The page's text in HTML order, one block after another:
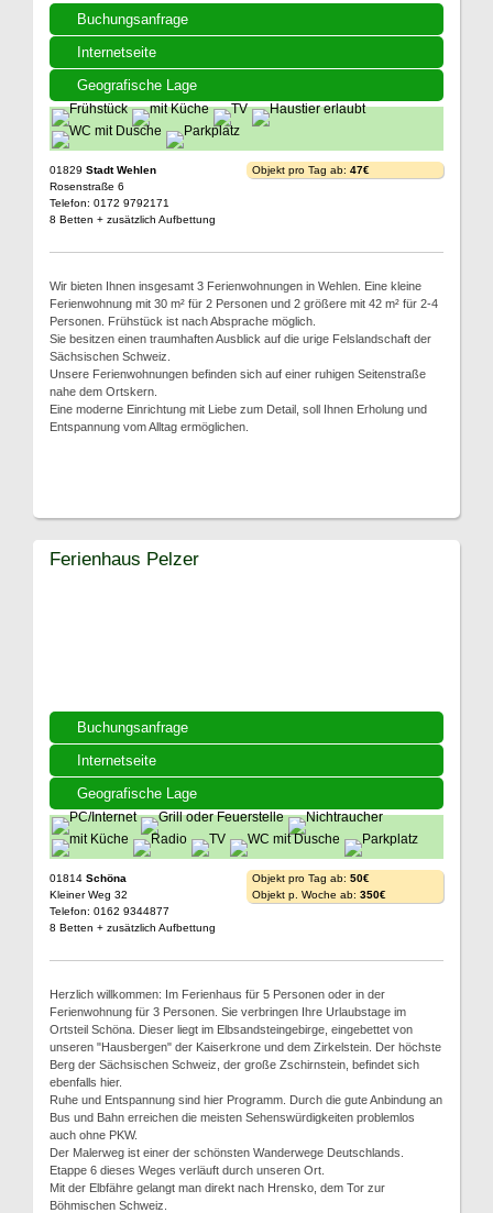
Buchungsanfrage
Internetseite
Geografische Lage
01829 Stadt Wehlen
Rosenstraße 6
Telefon: 0172 9792171
8 Betten + zusätzlich Aufbettung
Objekt pro Tag ab: 47€
Wir bieten Ihnen insgesamt 3 Ferienwohnungen in Wehlen. Eine kleine
Ferienwohnung mit 30 m² für 2 Personen und 2 größere mit 42 m² für 2-4
Personen. Frühstück ist nach Absprache möglich.
Sie besitzen einen traumhaften Ausblick auf die urige Felslandschaft der
Sächsischen Schweiz.
Unsere Ferienwohnungen befinden sich auf einer ruhigen Seitenstraße
nahe dem Ortskern.
Eine moderne Einrichtung mit Liebe zum Detail, soll Ihnen Erholung und
Entspannung vom Alltag ermöglichen.
Buchungsanfrage
Internetseite
Geografische Lage
Ferienhaus Pelzer
01814 Schöna
Kleiner Weg 32
Telefon: 0162 9344877
8 Betten + zusätzlich Aufbettung
Objekt pro Tag ab: 50€
Objekt p. Woche ab: 350€
Herzlich willkommen: Im Ferienhaus für 5 Personen oder in der
Ferienwohnung für 3 Personen. Sie verbringen Ihre Urlaubstage im
Ortsteil Schöna. Dieser liegt im Elbsandsteingebirge, eingebettet von
unseren "Hausbergen" der Kaiserkrone und dem Zirkelstein. Der höchste
Berg der Sächsischen Schweiz, der große Zschirnstein, befindet sich
ebenfalls hier.
Ruhe und Entspannung sind hier Programm. Durch die gute Anbindung an
Bus und Bahn erreichen die meisten Sehenswürdigkeiten problemlos
auch ohne PKW.
Der Malerweg ist einer der schönsten Wanderwege Deutschlands.
Etappe 6 dieses Weges verläuft durch unseren Ort.
Mit der Elbfähre gelangt man direkt nach Hrensko, dem Tor zur
Böhmischen Schweiz.